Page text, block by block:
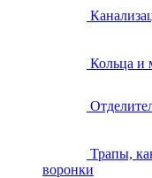
Кольца и
Трапы,
воронки